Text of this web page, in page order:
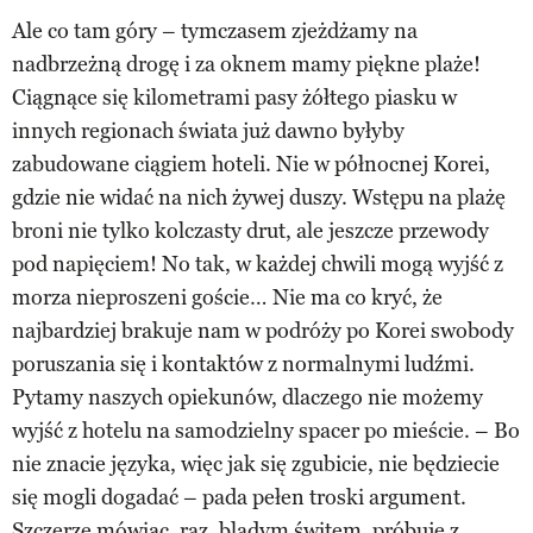
Ale co tam góry – tymczasem zjeżdżamy na
nadbrzeżną drogę i za oknem mamy piękne plaże!
Ciągnące się kilometrami pasy żółtego piasku w
innych regionach świata już dawno byłyby
zabudowane ciągiem hoteli. Nie w północnej Korei,
gdzie nie widać na nich żywej duszy. Wstępu na plażę
broni nie tylko kolczasty drut, ale jeszcze przewody
pod napięciem! No tak, w każdej chwili mogą wyjść z
morza nieproszeni goście… Nie ma co kryć, że
najbardziej brakuje nam w podróży po Korei swobody
poruszania się i kontaktów z normalnymi ludźmi.
Pytamy naszych opiekunów, dlaczego nie możemy
wyjść z hotelu na samodzielny spacer po mieście. – Bo
nie znacie języka, więc jak się zgubicie, nie będziecie
się mogli dogadać – pada pełen troski argument.